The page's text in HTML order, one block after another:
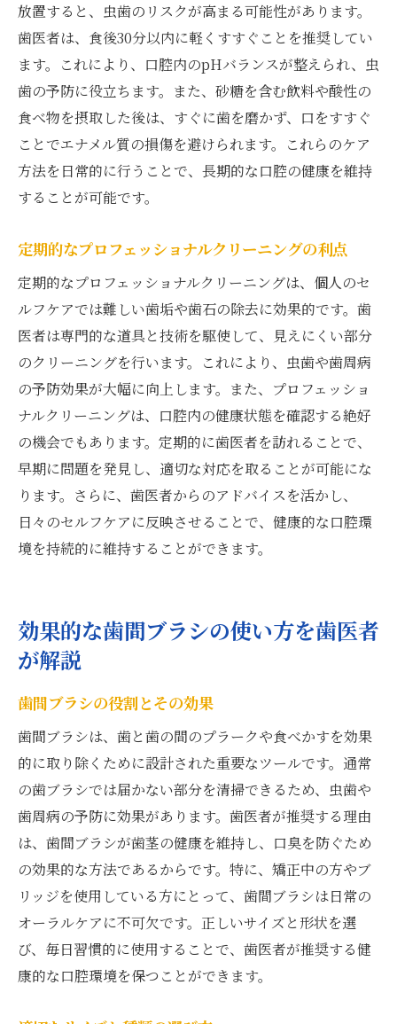
放置すると、虫歯のリスクが高まる可能性があります。
歯医者は、食後30分以内に軽くすすぐことを推奨してい
ます。これにより、口腔内のpHバランスが整えられ、虫
歯の予防に役立ちます。また、砂糖を含む飲料や酸性の
食べ物を摂取した後は、すぐに歯を磨かず、口をすすぐ
ことでエナメル質の損傷を避けられます。これらのケア
方法を日常的に行うことで、長期的な口腔の健康を維持
することが可能です。
定期的なプロフェッショナルクリーニングの利点
定期的なプロフェッショナルクリーニングは、個人のセ
ルフケアでは難しい歯垢や歯石の除去に効果的です。歯
医者は専門的な道具と技術を駆使して、見えにくい部分
のクリーニングを行います。これにより、虫歯や歯周病
の予防効果が大幅に向上します。また、プロフェッショ
ナルクリーニングは、口腔内の健康状態を確認する絶好
の機会でもあります。定期的に歯医者を訪れることで、
早期に問題を発見し、適切な対応を取ることが可能にな
ります。さらに、歯医者からのアドバイスを活かし、
日々のセルフケアに反映させることで、健康的な口腔環
境を持続的に維持することができます。
効果的な歯間ブラシの使い方を歯医者
が解説
歯間ブラシの役割とその効果
歯間ブラシは、歯と歯の間のプラークや食べかすを効果
的に取り除くために設計された重要なツールです。通常
の歯ブラシでは届かない部分を清掃できるため、虫歯や
歯周病の予防に効果があります。歯医者が推奨する理由
は、歯間ブラシが歯茎の健康を維持し、口臭を防ぐため
の効果的な方法であるからです。特に、矯正中の方やブ
リッジを使用している方にとって、歯間ブラシは日常の
オーラルケアに不可欠です。正しいサイズと形状を選
び、毎日習慣的に使用することで、歯医者が推奨する健
康的な口腔環境を保つことができます。